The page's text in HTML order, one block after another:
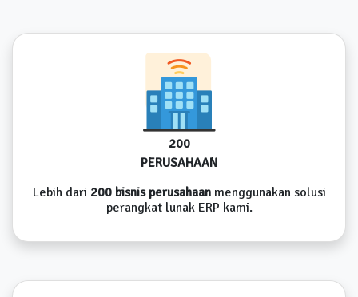
200
PERUSAHAAN
Lebih dari 200 bisnis perusahaanmenggunakan solusi
perangkat lunak ERP kami.